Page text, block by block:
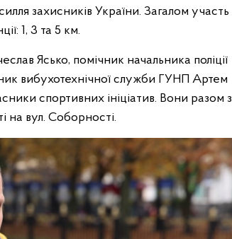
захисників України. Загалом участь
1, 3 та 5 км.
Ясько, помічник начальника поліції
вибухотехнічної служби ГУНП Артем
спортивних ініціатив. Вони разом з
на вул. Соборності.